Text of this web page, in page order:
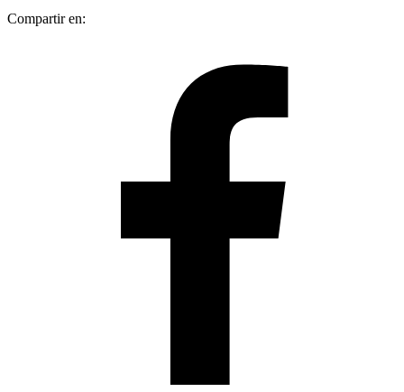
Compartir en: